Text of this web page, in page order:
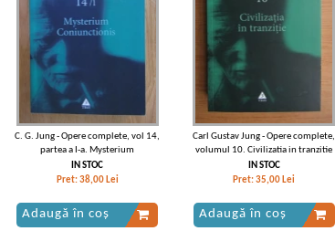
C. G. Jung - Opere complete, vol 14,
partea a I-a. Mysterium
Coniunctionis
IN STOC
Pret:38,00 Lei
Adaugă în coș
Carl Gustav Jung - Opere complete,
volumul 10. Civilizatia in tranzitie
IN STOC
Pret:35,00 Lei
Adaugă în coș